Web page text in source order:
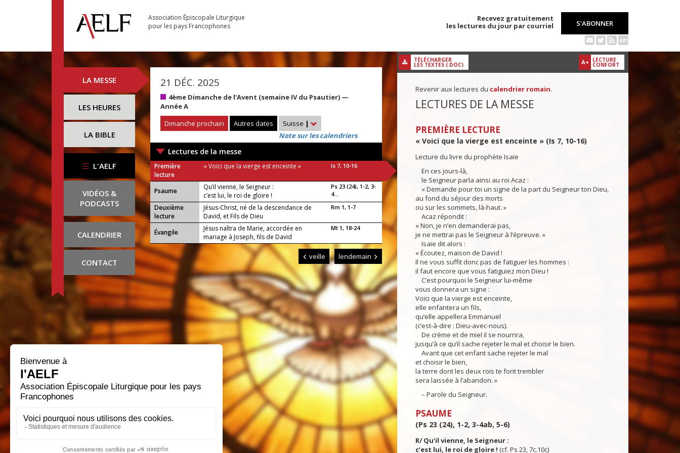
Association Épiscopale Liturgique
pour les pays Francophones
Recevez gratuitement
les lectures du jour par courriel
S'ABONNER
API
LA MESSE
LES HEURES
LA BIBLE
L'AELF
VIDÉOS &
PODCASTS
CALENDRIER
CONTACT
21 DÉC. 2025
4ème Dimanche de l'Avent (semaine IV du Psautier) —
Année A
Dimanche prochain
Autres dates Suisse |
Note sur les calendriers
Lectures de la messe
Première
lecture
« Voici que la vierge est enceinte » Is 7, 10-16
Psaume
Qu’il vienne, le Seigneur :
c’est lui, le roi de gloire !
Ps 23 (24), 1-2, 3-
4...
Deuxième
lecture
Jésus-Christ, né de la descendance de
David, et Fils de Dieu
Rm 1, 1-7
Évangile
Jésus naîtra de Marie, accordée en
mariage à Joseph, fils de David
Mt 1, 18-24
veille lendemain
A+ LECTURE
CONFORT
TÉLÉCHARGER
LES TEXTES (.DOC)
Revenir aux lectures du calendrier romain.
LECTURES DE LA MESSE
PREMIÈRE LECTURE
« Voici que la vierge est enceinte » (Is 7, 10-16)
Lecture du livre du prophète Isaïe
En ces jours-là,
le Seigneur parla ainsi au roi Acaz :
« Demande pour toi un signe de la part du Seigneur ton Dieu,
au fond du séjour des morts
ou sur les sommets, là-haut. »
Acaz répondit :
« Non, je n’en demanderai pas,
je ne mettrai pas le Seigneur à l’épreuve. »
Isaïe dit alors :
« Écoutez, maison de David !
Il ne vous suffit donc pas de fatiguer les hommes :
il faut encore que vous fatiguiez mon Dieu !
C’est pourquoi le Seigneur lui-même
vous donnera un signe :
Voici que la vierge est enceinte,
elle enfantera un fils,
qu’elle appellera Emmanuel
(c’est-à-dire : Dieu-avec-nous).
De crème et de miel il se nourrira,
jusqu’à ce qu’il sache rejeter le mal et choisir le bien.
Avant que cet enfant sache rejeter le mal
et choisir le bien,
la terre dont les deux rois te font trembler
sera laissée à l’abandon. »
– Parole du Seigneur.
PSAUME
(Ps 23 (24), 1-2, 3-4ab, 5-6)
R/ Qu’il vienne, le Seigneur :
c’est lui, le roi de gloire ! (cf. Ps 23, 7c.10c)